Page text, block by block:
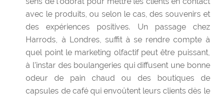
avec le produits, ou selon le cas, des souvenirs et
des expériences positives. Un passage chez
Harrods, à Londres, suffit à se rendre compte à
quel point le marketing olfactif peut être puissant,
à l’instar des boulangeries qui diffusent une bonne
odeur de pain chaud ou des boutiques de
capsules de café qui envoûtent leurs clients dès le